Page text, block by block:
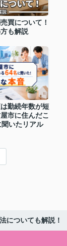
買について！
も解説
勤続年数が短
市に住んだこ
いたリアル
についても解説！